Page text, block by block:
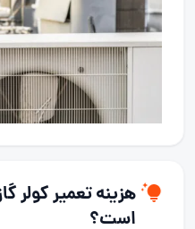
هزینه تعمیر کولر
است؟